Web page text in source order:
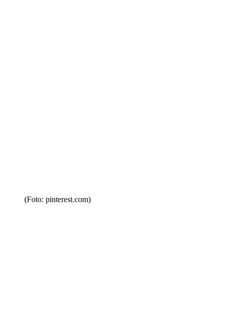
(Foto: pinterest.com)